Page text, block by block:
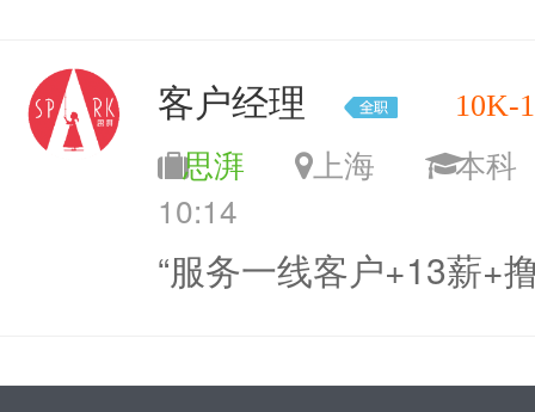
客户经理 10K-
思湃 上海
本
10:14
“服务一线客户+13薪+